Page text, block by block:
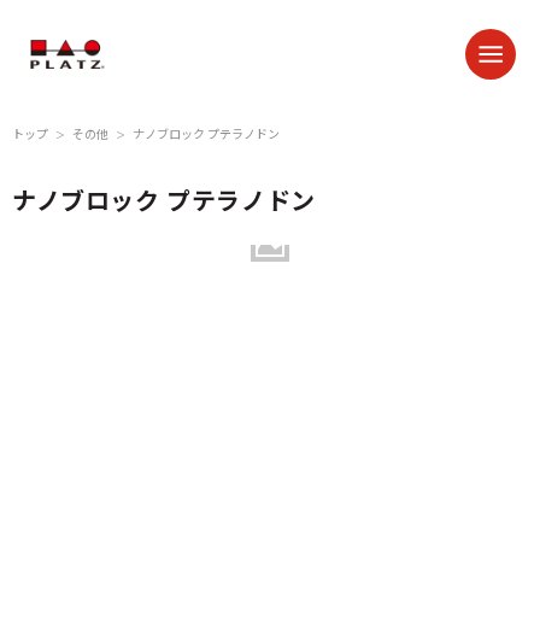
トップ ＞ その他 ＞ ナノブロック プテラノドン
ナノブロック プテラノドン